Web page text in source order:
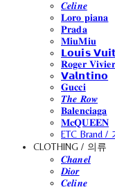
𝑪𝒆𝒍𝒊𝒏𝒆
𝐋𝐨𝐫𝐨 𝐩𝐢𝐚𝐧𝐚
𝐏𝐫𝐚𝐝𝐚
𝐌𝐢𝐮𝐌𝐢𝐮
𝗟𝗼𝘂𝗶𝘀
𝐑𝐨𝐠𝐞𝐫 𝐕𝐢𝐯𝐢𝐞𝐫
𝗩𝗮𝗹𝗻𝘁𝗶𝗻𝗼
𝐆𝐮𝐜𝐜𝐢
𝑻𝒉𝒆 𝑹𝒐𝒘
𝐁𝐚𝐥𝐞𝐧𝐜𝐢𝐚𝐠𝐚
𝐌𝐜𝐐𝐔𝐄𝐄𝐍
ETC Brand /
CLOTHING / 의류
𝑪𝒉𝒂𝒏𝒆𝒍
𝑫𝒊𝒐𝒓
𝑪𝒆𝒍𝒊𝒏𝒆